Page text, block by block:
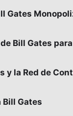
Gates
Bill Gates
y la Red de
Bill Gates